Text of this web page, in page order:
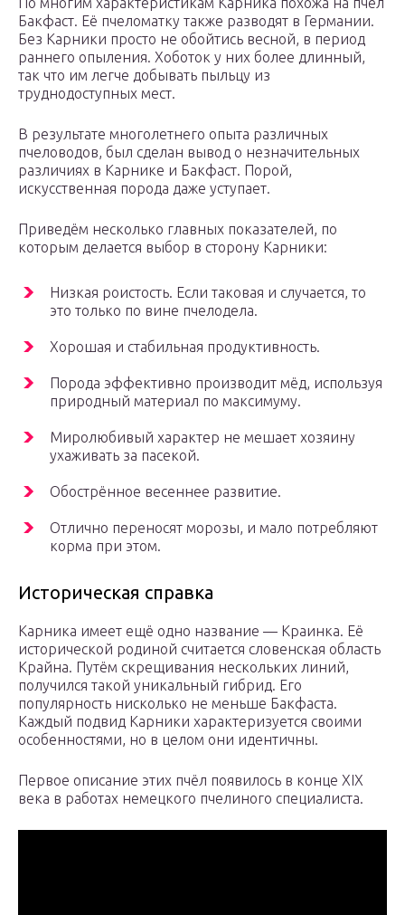
Бакфаст. Её пчеломатку также разводят в Германии.
Без Карники просто не обойтись весной, в период
раннего опыления. Хоботок у них более длинный,
так что им легче добывать пыльцу из
труднодоступных мест.
В результате многолетнего опыта различных
пчеловодов, был сделан вывод о незначительных
различиях в Карнике и Бакфаст. Порой,
искусственная порода даже уступает.
Приведём несколько главных показателей, по
которым делается выбор в сторону Карники:
Низкая роистость. Если таковая и случается, то
это только по вине пчелодела.
Хорошая и стабильная продуктивность.
Порода эффективно производит мёд, используя
природный материал по максимуму.
Миролюбивый характер не мешает хозяину
ухаживать за пасекой.
Обострённое весеннее развитие.
Отлично переносят морозы, и мало потребляют
корма при этом.
Историческая справка
Карника имеет ещё одно название — Краинка. Её
исторической родиной считается словенская область
Крайна. Путём скрещивания нескольких линий,
получился такой уникальный гибрид. Его
популярность нисколько не меньше Бакфаста.
Каждый подвид Карники характеризуется своими
особенностями, но в целом они идентичны.
Первое описание этих пчёл появилось в конце XIX
века в работах немецкого пчелиного специалиста.